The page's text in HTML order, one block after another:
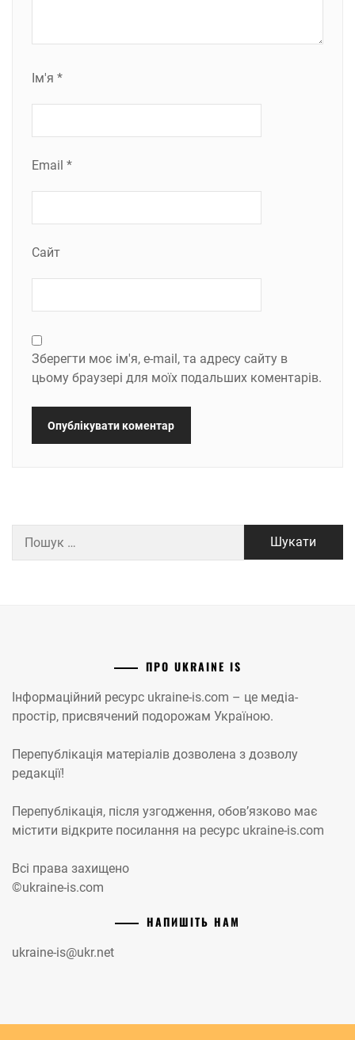
Ім'я *
Email *
Сайт
Зберегти моє ім'я, e-mail, та адресу сайту в
цьому браузері для моїх подальших коментарів.
ПРО UKRAINE IS
Інформаційний ресурс ukraine-is.com – це медіа-
простір, присвячений подорожам Україною.
Перепублікація матеріалів дозволена з дозволу
редакції!
Перепублікація, після узгодження, обов’язково має
містити відкрите посилання на ресурс ukraine-is.com
Всі права захищено
©ukraine-is.com
НАПИШІТЬ НАМ
ukraine-is@ukr.net